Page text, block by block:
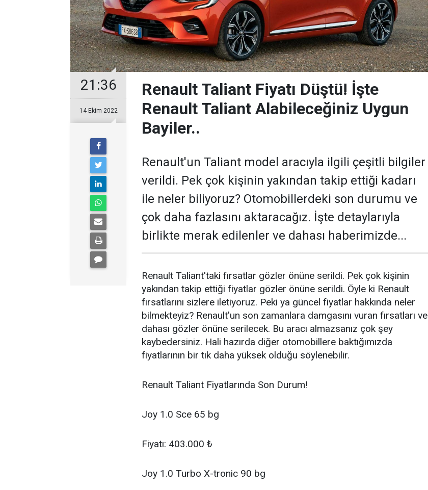
21:36
14 Ekim 2022
Renault Taliant Fiyatı Düştü! İşte
Renault Taliant Alabileceğiniz Uygun
Bayiler..
Renault'un Taliant model aracıyla ilgili çeşitli bilgiler
verildi. Pek çok kişinin yakından takip ettiği kadarı
ile neler biliyoruz? Otomobillerdeki son durumu ve
çok daha fazlasını aktaracağız. İşte detaylarıyla
birlikte merak edilenler ve dahası haberimizde...
Renault Taliant'taki fırsatlar gözler önüne serildi. Pek çok kişinin
yakından takip ettiği fiyatlar gözler önüne serildi. Öyle ki Renault
fırsatlarını sizlere iletiyoruz. Peki ya güncel fiyatlar hakkında neler
bilmekteyiz? Renault'un son zamanlara damgasını vuran fırsatları ve
dahası gözler önüne serilecek. Bu aracı almazsanız çok şey
kaybedersiniz. Hali hazırda diğer otomobillere baktığımızda
fiyatlarının bir tık daha yüksek olduğu söylenebilir.
Renault Taliant Fiyatlarında Son Durum!
Joy 1.0 Sce 65 bg
Fiyatı: 403.000 ₺
Joy 1.0 Turbo X-tronic 90 bg